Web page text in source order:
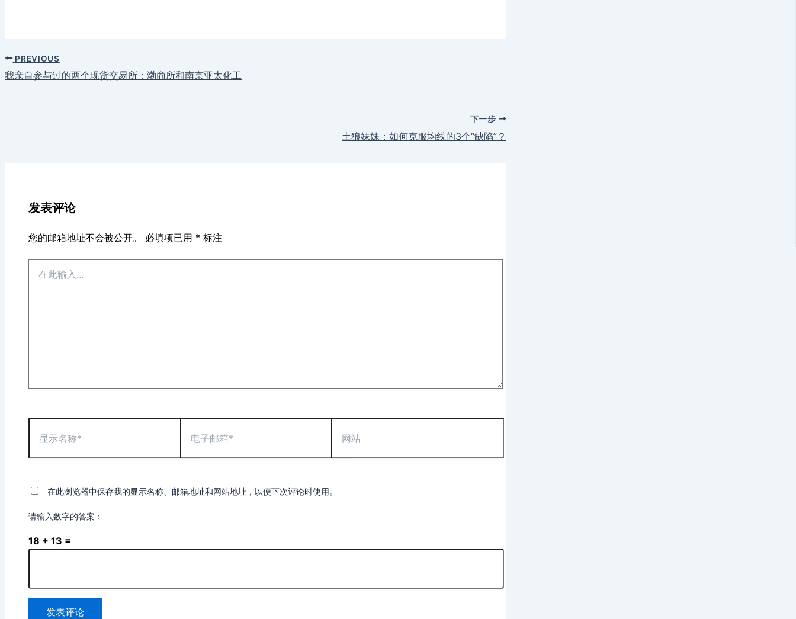
PREVIOUS
我亲自参与过的两个现货交易所：渤商所和南京亚太化工
下一步
土狼妹妹：如何克服均线的3个“缺陷”？
发表评论
您的邮箱地址不会被公开。 必填项已用 * 标注
称
箱
在此浏览器中保存我的显示名称、邮箱地址和网站地址，以便下次评论时使用。
请输入数字的答案：
18 + 13 =